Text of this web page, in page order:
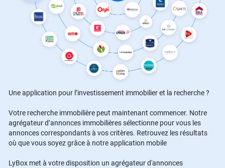
Une application pour l’investissement immobilier et la recherche ?
Votre recherche immobilière peut maintenant commencer. Notre
agrégateur d’annonces immobilières sélectionne pour vous les
annonces correspondants à vos critères. Retrouvez les résultats
où que vous soyez grâce à notre application mobile
LyBox met à votre disposition un agrégateur d'annonces